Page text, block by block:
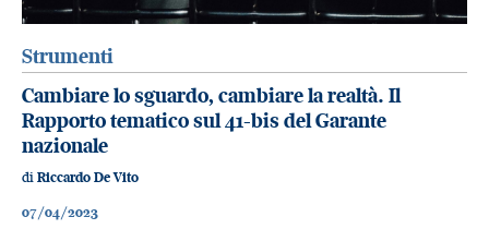
Strumenti
Cambiare lo sguardo, cambiare la realtà. Il
Rapporto tematico sul 41-bis del Garante
nazionale
di Riccardo De Vito
07/04/2023